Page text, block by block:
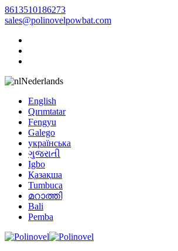
8613510186273
sales@polinovelpowbat.com
Nederlands
English
Qırımtatar
Fengyu
Galego
українська
ગુજરાતી
Igbo
Қазақша
Tumbuca
മറാത്തി
Bali
Pemba